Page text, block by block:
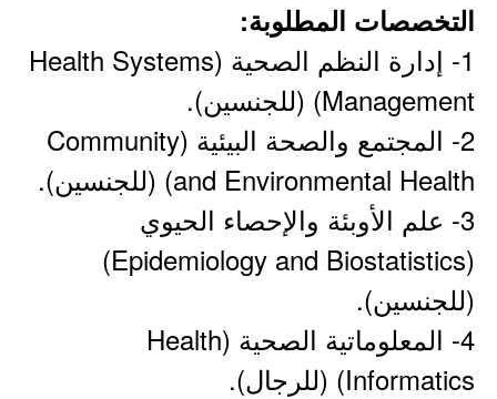
التخصصات المطلوبة:
1- إدارة النظم الصحية (Health Systems
Management) (للجنسين).
2- المجتمع والصحة البيئية (Community
and Environmental Health) (للجنسين).
3- علم الأوبئة والإحصاء الحيوي
(Epidemiology and Biostatistics)
(للجنسين).
4- المعلوماتية الصحية (Health
Informatics) (للرجال).